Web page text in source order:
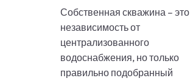
Собственная скважина – это
независимость от
централизованного
водоснабжения, но только
правильно подобранный